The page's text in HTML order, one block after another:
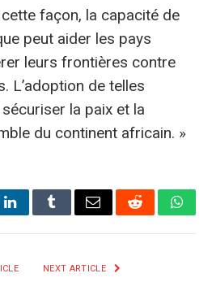
façon, la capacité de
peut aider les pays
leurs frontières contre
L’adoption de telles
la paix et la
du continent africain. »
LinkedInTumblrE-
Reddit
NEXT ARTICLE